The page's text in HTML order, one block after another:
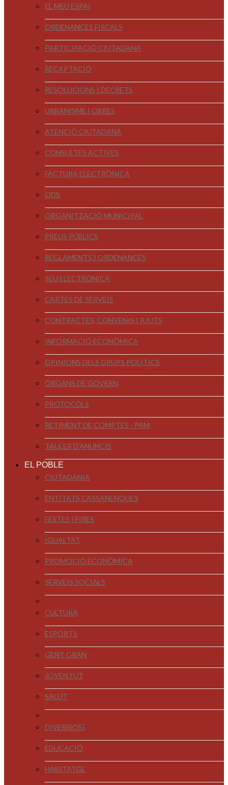
EL MEU ESPAI
ORDENANCES FISCALS
PARTICIPACIÓ CIUTADANA
RECAPTACIÓ
RESOLUCIONS I DECRETS
URBANISME I OBRES
ATENCIÓ CIUTADANA
CONSULTES ACTIVES
FACTURA ELECTRÒNICA
ODS
ORGANITZACIÓ MUNICIPAL
PREUS PÚBLICS
REGLAMENTS I ORDENANCES
SEU ELECTRÒNICA
CARTES DE SERVEIS
CONTRACTES, CONVENIS I AJUTS
INFORMACIÓ ECONÒMICA
OPINIONS DELS GRUPS POLÍTICS
ÒRGANS DE GOVERN
PROTOCOLS
RETIMENT DE COMPTES - PAM
TAULER D'ANUNCIS
EL POBLE
CIUTADANIA
ENTITATS CASSANENQUES
FESTES I FIRES
IGUALTAT
PROMOCIÓ ECONÒMICA
SERVEIS SOCIALS
CULTURA
ESPORTS
GENT GRAN
JOVENTUT
SALUT
DIVER[SOS]
EDUCACIÓ
HABITATGE